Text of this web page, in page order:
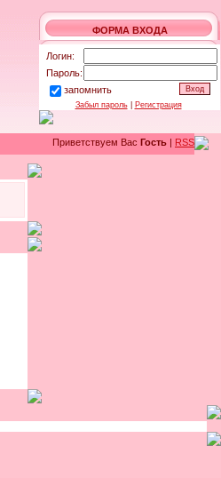
ФОРМА ВХОДА
Логин:
Пароль:
запомнить
Забыл пароль| Регистрация
Приветствуем Вас Гость | RSS